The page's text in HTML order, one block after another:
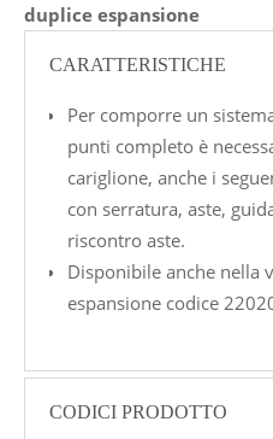
duplice espansione
CARATTERISTICHE
Per comporre un
punti completo è
cariglione, anche i
con serratura, aste,
riscontro aste.
Disponibile anche nella
espansione codice
CODICI PRODOTTO